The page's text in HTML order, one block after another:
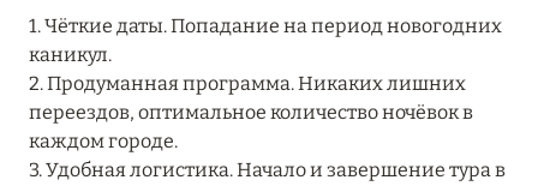
BIJAL: АКТУАЛЬНЫЕ СПЕЦИАЛЬНЫЕ
ПРЕДЛОЖЕНИЯ
Подробнее
1. Чёткие даты. Попадание на период новогодних
каникул.
2. Продуманная программа. Никаких лишних
переездов, оптимальное количество ночёвок в
каждом городе.
3. Удобная логистика. Начало и завершение тура в